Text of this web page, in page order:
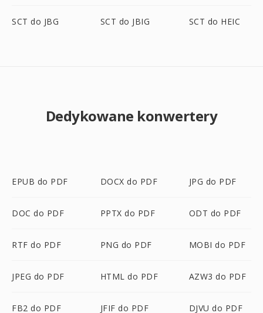
SCT do JBG SCT do JBIG SCT do HEIC
Dedykowane konwertery
EPUB do PDF DOCX do PDF JPG do PDF
DOC do PDF PPTX do PDF ODT do PDF
RTF do PDF PNG do PDF MOBI do PDF
JPEG do PDF HTML do PDF AZW3 do PDF
FB2 do PDF JFIF do PDF DJVU do PDF